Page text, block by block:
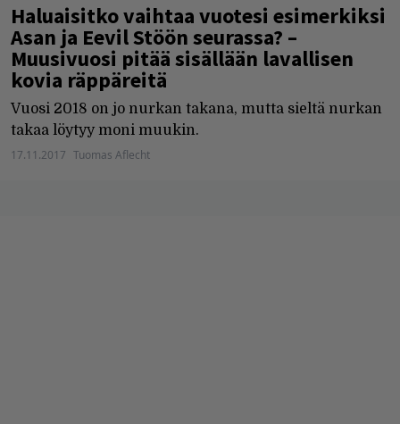
Haluaisitko vaihtaa vuotesi esimerkiksi
Asan ja Eevil Stöön seurassa? –
Muusivuosi pitää sisällään lavallisen
kovia räppäreitä
Vuosi 2018 on jo nurkan takana, mutta sieltä nurkan
takaa löytyy moni muukin.
17.11.2017 Tuomas Aflecht